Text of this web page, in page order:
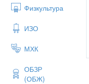
Физкультура
ИЗО
МХК
ОБЗР
(ОБЖ)